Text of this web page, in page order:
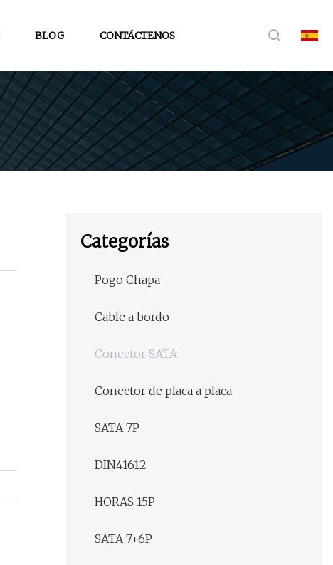
BLOG CONTÁCTENOS
Categorías
Pogo Chapa
Cable a bordo
Conector SATA
Conector de placa a placa
SATA 7P
DIN41612
HORAS 15P
SATA 7+6P